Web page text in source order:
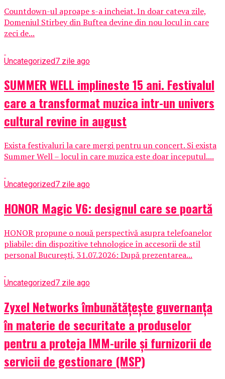
Countdown-ul aproape s-a incheiat. In doar cateva zile,
Domeniul Stirbey din Buftea devine din nou locul in care
zeci de...
Uncategorized7 zile ago
SUMMER WELL implineste 15 ani. Festivalul
care a transformat muzica intr-un univers
cultural revine in august
Exista festivaluri la care mergi pentru un concert. Si exista
Summer Well – locul in care muzica este doar inceputul....
Uncategorized7 zile ago
HONOR Magic V6: designul care se poartă
HONOR propune o nouă perspectivă asupra telefoanelor
pliabile: din dispozitive tehnologice în accesorii de stil
personal București, 31.07.2026: După prezentarea...
Uncategorized7 zile ago
Zyxel Networks îmbunătățește guvernanța
în materie de securitate a produselor
pentru a proteja IMM-urile și furnizorii de
servicii de gestionare (MSP)